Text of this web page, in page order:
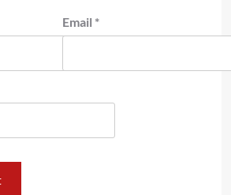
Email *